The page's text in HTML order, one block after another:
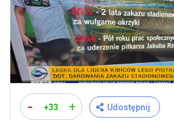
- +33 + Udostępnij